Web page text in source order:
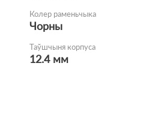
Колер раменьчыка
Чорны
Таўшчыня корпуса
12.4 мм